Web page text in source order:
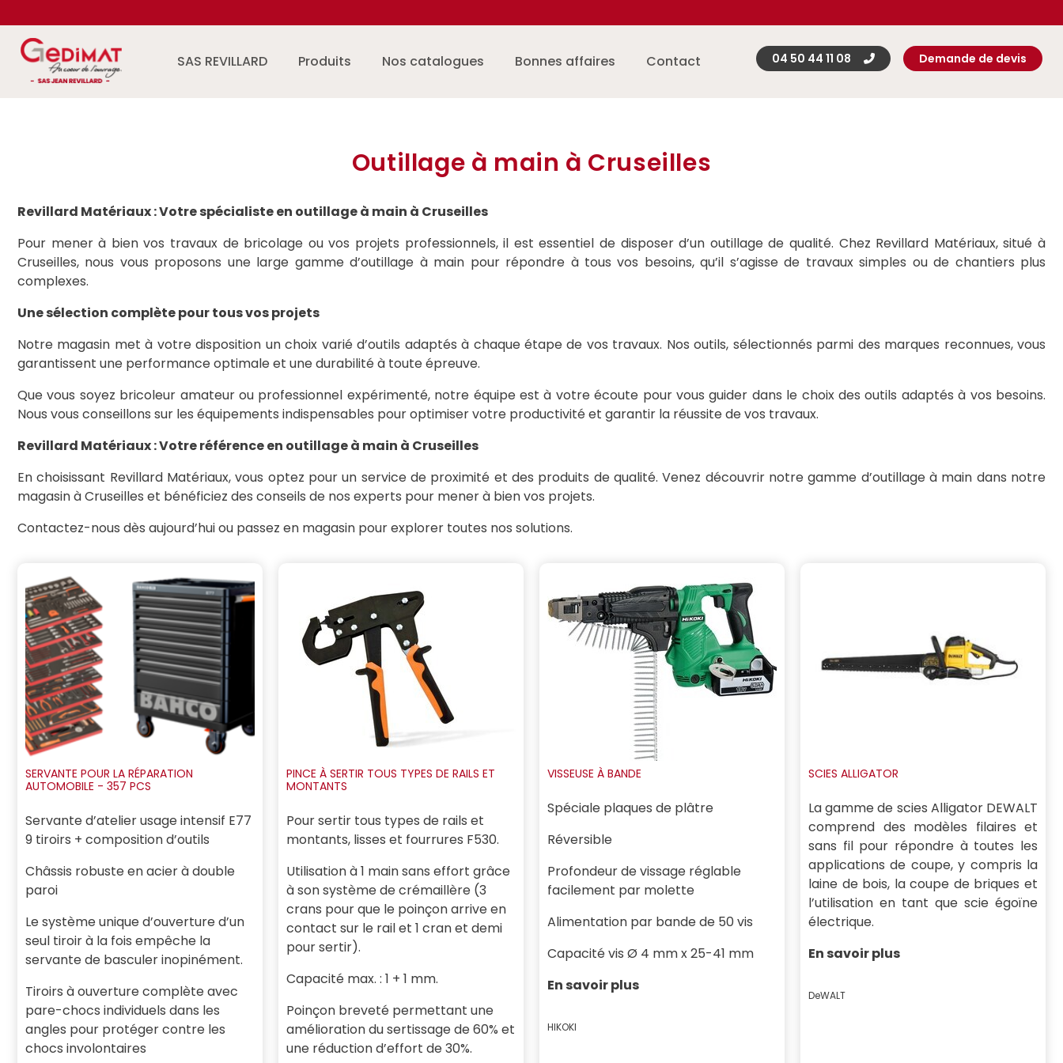
SAS REVILLARD Produits Nos catalogues Bonnes affaires Contact 04 50 44 11 08 Demande de devis
Outillage à main à Cruseilles
Revillard Matériaux : Votre spécialiste en outillage à main à Cruseilles
Pour mener à bien vos travaux de bricolage ou vos projets professionnels, il est essentiel de disposer d’un outillage de qualité. Chez Revillard Matériaux, situé à
Cruseilles, nous vous proposons une large gamme d’outillage à main pour répondre à tous vos besoins, qu’il s’agisse de travaux simples ou de chantiers plus
complexes.
Une sélection complète pour tous vos projets
Notre magasin met à votre disposition un choix varié d’outils adaptés à chaque étape de vos travaux. Nos outils, sélectionnés parmi des marques reconnues, vous
garantissent une performance optimale et une durabilité à toute épreuve.
Que vous soyez bricoleur amateur ou professionnel expérimenté, notre équipe est à votre écoute pour vous guider dans le choix des outils adaptés à vos besoins.
Nous vous conseillons sur les équipements indispensables pour optimiser votre productivité et garantir la réussite de vos travaux.
Revillard Matériaux : Votre référence en outillage à main à Cruseilles
En choisissant Revillard Matériaux, vous optez pour un service de proximité et des produits de qualité. Venez découvrir notre gamme d’outillage à main dans notre
magasin à Cruseilles et bénéficiez des conseils de nos experts pour mener à bien vos projets.
Contactez-nous dès aujourd’hui ou passez en magasin pour explorer toutes nos solutions.
SERVANTE POUR LA RÉPARATION
AUTOMOBILE - 357 PCS
Servante d’atelier usage intensif E77
9 tiroirs + composition d’outils
Châssis robuste en acier à double
paroi
Le système unique d’ouverture d’un
seul tiroir à la fois empêche la
servante de basculer inopinément.
Tiroirs à ouverture complète avec
pare-chocs individuels dans les
angles pour protéger contre les
chocs involontaires
PINCE À SERTIR TOUS TYPES DE RAILS ET
MONTANTS
Pour sertir tous types de rails et
montants, lisses et fourrures F530.
Utilisation à 1 main sans effort grâce
à son système de crémaillère (3
crans pour que le poinçon arrive en
contact sur le rail et 1 cran et demi
pour sertir).
Capacité max. : 1 + 1 mm.
Poinçon breveté permettant une
amélioration du sertissage de 60% et
une réduction d’effort de 30%.
VISSEUSE À BANDE
Spéciale plaques de plâtre
Réversible
Profondeur de vissage réglable
facilement par molette
Alimentation par bande de 50 vis
Capacité vis Ø 4 mm x 25-41 mm
En savoir plus
HIKOKI
SCIES ALLIGATOR
La gamme de scies Alligator DEWALT
comprend des modèles filaires et
sans fil pour répondre à toutes les
applications de coupe, y compris la
laine de bois, la coupe de briques et
l’utilisation en tant que scie égoïne
électrique.
En savoir plus
DeWALT